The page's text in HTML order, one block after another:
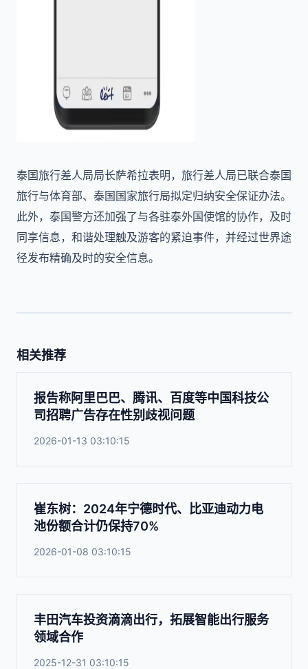
泰国旅行差人局局长萨希拉表明，旅行差人局已联合泰国
旅行与体育部、泰国国家旅行局拟定归纳安全保证办法。
此外，泰国警方还加强了与各驻泰外国使馆的协作，及时
同享信息，和谐处理触及游客的紧迫事件，并经过世界途
径发布精确及时的安全信息。
相关推荐
报告称阿里巴巴、腾讯、百度等中国科技公
司招聘广告存在性别歧视问题
2026-01-13 03:10:15
崔东树：2024年宁德时代、比亚迪动力电
池份额合计仍保持70%
2026-01-08 03:10:15
丰田汽车投资滴滴出行，拓展智能出行服务
领域合作
2025-12-31 03:10:15